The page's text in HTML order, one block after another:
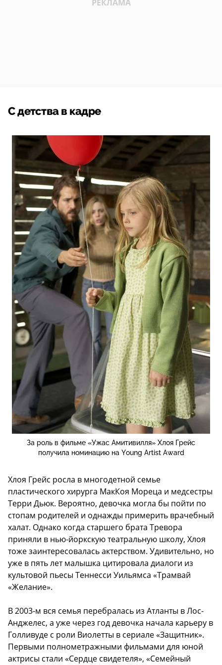
С детства в кадре
За роль в фильме «Ужас Амитивилля» Хлоя Грейс
получила номинацию на Young Artist Award
Хлоя Грейс росла в многодетной семье
пластического хирурга МакКоя Мореца и медсестры
Терри Дьюк. Вероятно, девочка могла бы пойти по
стопам родителей и однажды примерить врачебный
халат. Однако когда старшего брата Тревора
приняли в нью-йоркскую театральную школу, Хлоя
тоже заинтересовалась актерством. Удивительно, но
уже в пять лет малышка цитировала диалоги из
культовой пьесы Теннесси Уильямса «Трамвай
«Желание».
В 2003-м вся семья перебралась из Атланты в Лос-
Анджелес, а уже через год девочка начала карьеру в
Голливуде с роли Виолетты в сериале «Защитник».
Первыми полнометражными фильмами для юной
актрисы стали «Сердце свидетеля», «Семейный